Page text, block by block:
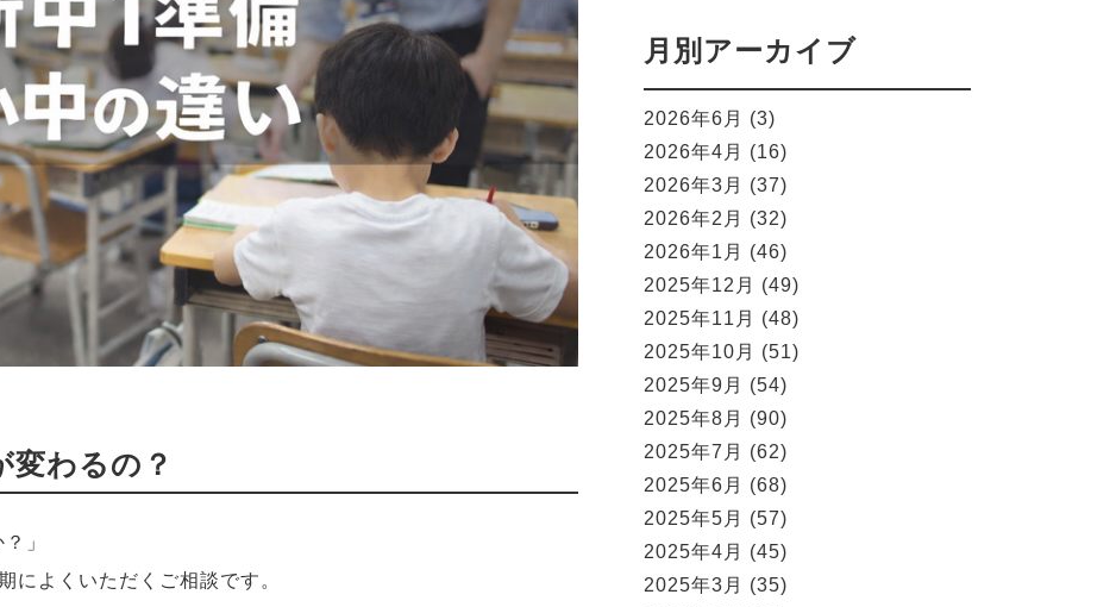
わるの？
」
によくいただくご相談です。
月別アーカイブ
2026年6月
(3)
2026年4月
(16)
2026年3月
(37)
2026年2月
(32)
2026年1月
(46)
2025年12月
(49)
2025年11月
(48)
2025年10月
(51)
2025年9月
(54)
2025年8月
(90)
2025年7月
(62)
2025年6月
(68)
2025年5月
(57)
2025年4月
(45)
2025年3月
(35)